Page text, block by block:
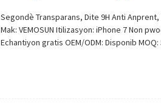
Segondè Transparans, Dite 9H Anti
Mak: VEMOSUN Itilizasyon: iPhone 7 Non
Echantiyon gratis OEM/ODM: Disponib